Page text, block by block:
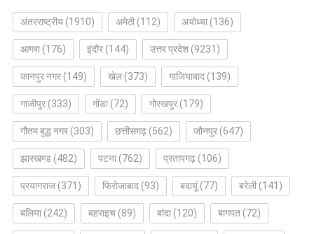
अंतरराष्ट्रीय(1910) अमेठी(112) अयोध्या(136)
आगरा(176) इंदौर(144) उत्तर प्रदेश(9231)
कानपुर नगर(149) खेल(373) गाजियाबाद(139)
गाजीपुर(333) गोंडा(72) गोरखपुर(179)
गौतम बुद्ध नगर(303) छत्तीसगढ़(562) जौनपुर(647)
झारखण्ड(482) पटना(762) प्रतापगढ़(106)
प्रयागराज(371) फिरोजाबाद(93) बदायूं(77) बरेली(141)
बलिया(242) बहराइच(89) बांदा(120) बागपत(72)